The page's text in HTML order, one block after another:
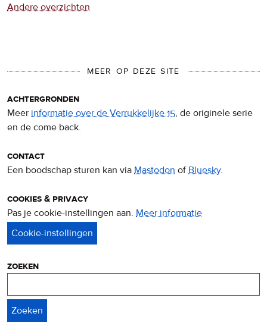
Andere overzichten
MEER OP DEZE SITE
achtergronden
Meer informatie over de Verrukkelijke 15, de originele serie
en de come back.
contact
Een boodschap sturen kan via Mastodon ofBluesky.
cookies & privacy
Pas je cookie-instellingen aan. Meer informatie
zoeken